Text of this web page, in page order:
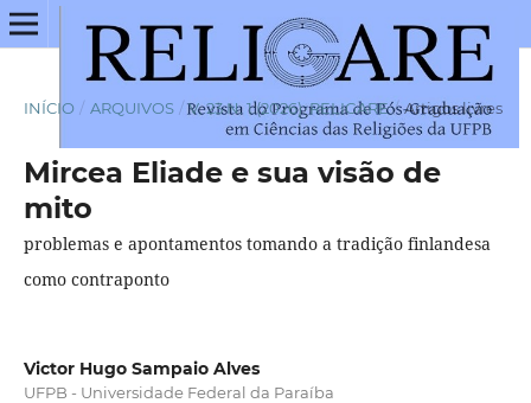
INÍCIO / ARQUIVOS / V. 23 N. 1 (2026): RELIGARE / Artigos livres
Mircea Eliade e sua visão de
mito
problemas e apontamentos tomando a tradição finlandesa
como contraponto
Victor Hugo Sampaio Alves
UFPB - Universidade Federal da Paraíba